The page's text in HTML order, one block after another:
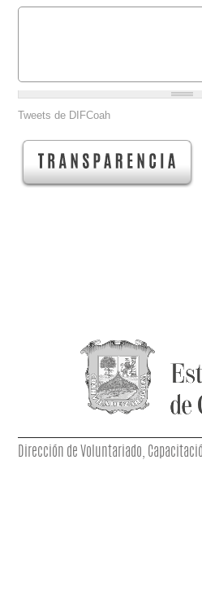
Tweets de DIFCoah
Dirección de Voluntariado,